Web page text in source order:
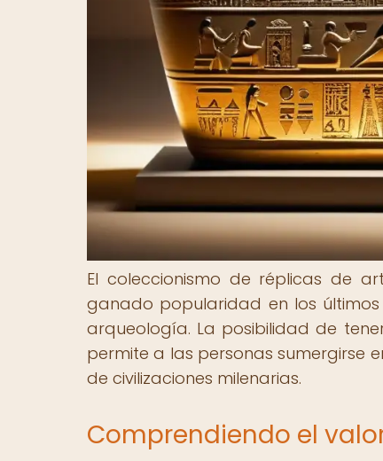
El coleccionismo de réplicas de
ganado popularidad en los
arqueología. La posibilidad de
permite a las personas sumergirse
de civilizaciones milenarias.
Comprendiendo el